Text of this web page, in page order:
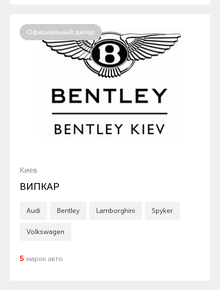
Официальный дилер
Киев
ВИПКАР
Audi Bentley Lamborghini Spyker
Volkswagen
5 марок авто